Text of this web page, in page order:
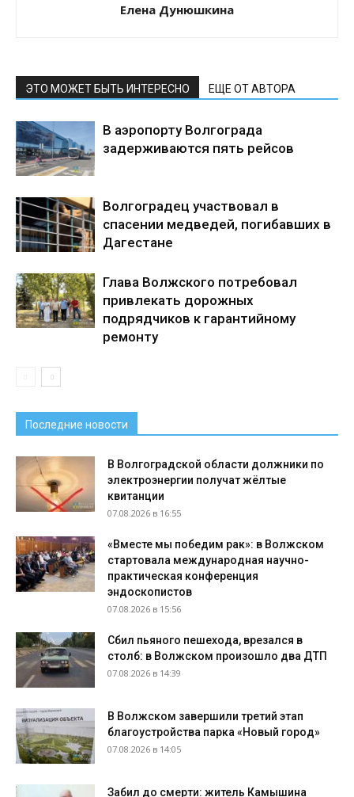
Елена Дунюшкина
ЭТО МОЖЕТ БЫТЬ ИНТЕРЕСНО ЕЩЕ ОТ АВТОРА
В аэропорту Волгограда
задерживаются пять рейсов
Волгоградец участвовал в
спасении медведей, погибавших в
Дагестане
Глава Волжского потребовал
привлекать дорожных
подрядчиков к гарантийному
ремонту
Последние новости
В Волгоградской области должники по
электроэнергии получат жёлтые
квитанции
07.08.2026 в 16:55
«Вместе мы победим рак»: в Волжском
стартовала международная научно-
практическая конференция
эндоскопистов
07.08.2026 в 15:56
Сбил пьяного пешехода, врезался в
столб: в Волжском произошло два ДТП
07.08.2026 в 14:39
В Волжском завершили третий этап
благоустройства парка «Новый город»
07.08.2026 в 14:05
Забил до смерти: житель Камышина